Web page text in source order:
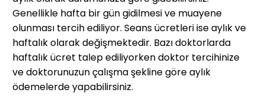
Genellikle hafta bir gün gidilmesi ve muayene
olunması tercih ediliyor. Seans ücretleri ise aylık ve
haftalık olarak değişmektedir. Bazı doktorlarda
haftalık ücret talep ediliyorken doktor tercihinize
ve doktorunuzun çalışma şekline göre aylık
ödemelerde yapabilirsiniz.